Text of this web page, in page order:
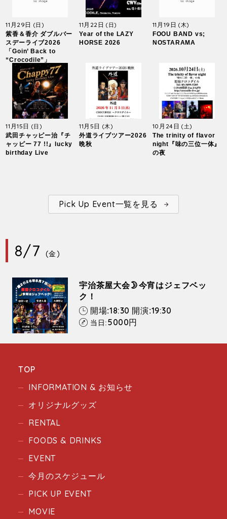
11月29日 (日)
紫香＆香介 ダブルバー
スデーライブ2026
「Goin’ Back to
“Crocodile”」
11月22日(日)
Year of the LAZY
HORSE 2026
11月19日 (木)
FOOU BAND vs;
NOSTARAMA
11月15日 (日)
武田チャッピー治『チ
ャッピー 77 !!』lucky
birthday Live
11月5日 (木)
外道ライブツアー2026
晩秋
10月24日 (土)
The trinity of flavor
night『味の三位一体』
の夜
Pick Up Event一覧を見る
8/7 (金)
宇治茶屋大会🌛今宵はジェフベッ
ク！
開場:18:30 開演:19:30
当日:5000円
TOP
INFORMATION & お知らせ
オリジナルグッズ
RENTAL
FOODS & DRINKS
EVENT
今月のスケジュール
PICK UP EVENT
MOVIE